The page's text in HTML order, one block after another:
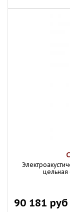
цельная
90 181 руб